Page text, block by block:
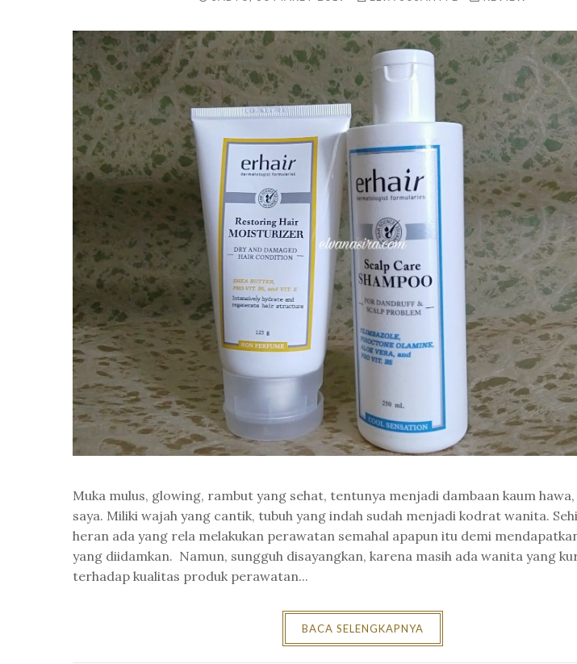
Muka mulus, glowing, rambut yang sehat, tentunya menjadi dambaan kaum
saya. Miliki wajah yang cantik, tubuh yang indah sudah menjadi kodrat wanita.
heran ada yang rela melakukan perawatan semahal apapun itu demi
yang diidamkan. Namun, sungguh disayangkan, karena masih ada wanita yang
terhadap kualitas produk perawatan...
BACA SELENGKAPNYA